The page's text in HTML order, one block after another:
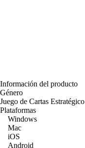
Información del producto
Género
Juego de Cartas Estratégico
Plataformas
Windows
Mac
iOS
Android